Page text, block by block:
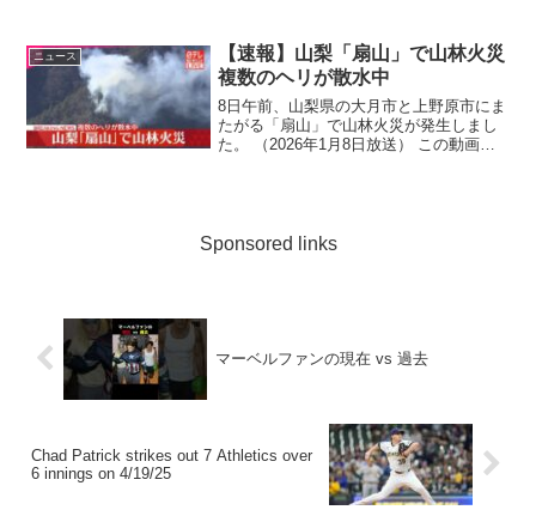
ニュース
【速報】山梨「扇山」で山林火災
複数のヘリが散水中
8日午前、山梨県の大月市と上野原市にま
たがる「扇山」で山林火災が発生しまし
た。 （2026年1月8日放送） この動画の
Sponsored links
マーベルファンの現在 vs 過去
Chad Patrick strikes out 7 Athletics over
6 innings on 4/19/25